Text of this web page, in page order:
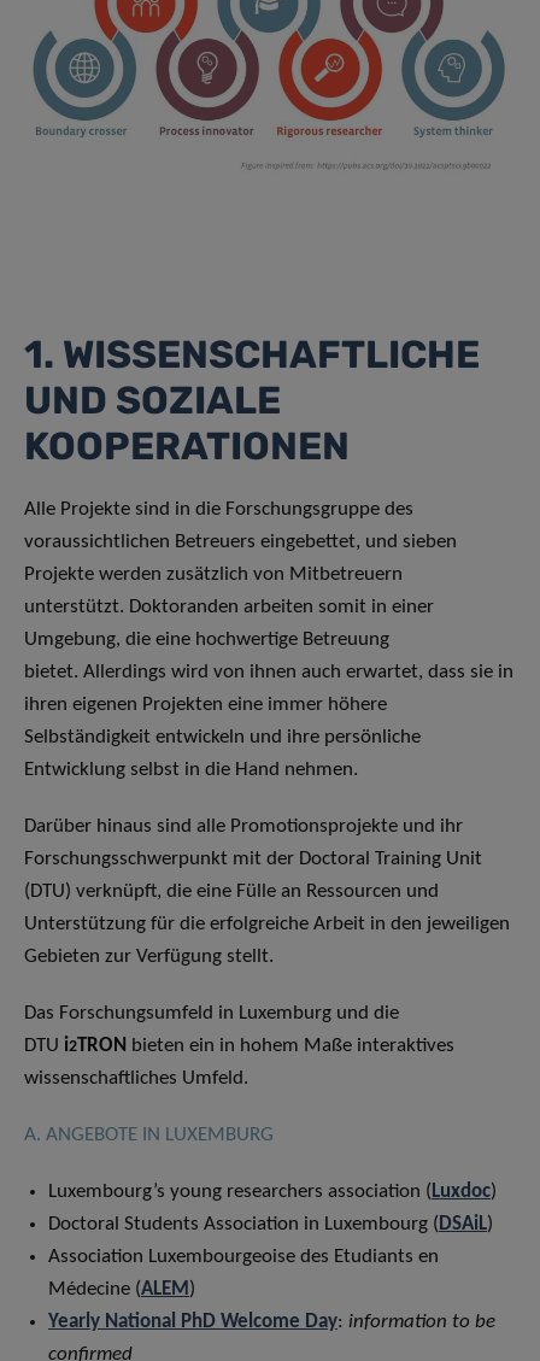
1. WISSENSCHAFTLICHE
UND SOZIALE
KOOPERATIONEN
Alle Projekte sind in die Forschungsgruppe des
voraussichtlichen Betreuers eingebettet, und sieben
Projekte werden zusätzlich von Mitbetreuern
unterstützt. Doktoranden arbeiten somit in einer
Umgebung, die eine hochwertige Betreuung
bietet. Allerdings wird von ihnen auch erwartet, dass sie in
ihren eigenen Projekten eine immer höhere
Selbständigkeit entwickeln und ihre persönliche
Entwicklung selbst in die Hand nehmen.
Darüber hinaus sind alle Promotionsprojekte und ihr
Forschungsschwerpunkt mit der Doctoral Training Unit
(DTU) verknüpft, die eine Fülle an Ressourcen und
Unterstützung für die erfolgreiche Arbeit in den jeweiligen
Gebieten zur Verfügung stellt.
Das Forschungsumfeld in Luxemburg und die
DTU i2TRON bieten ein in hohem Maße interaktives
wissenschaftliches Umfeld.
A. ANGEBOTE IN LUXEMBURG
Luxembourg’s young researchers association ( Luxdoc)
Doctoral Students Association in Luxembourg ( DSAiL)
Association Luxembourgeoise des Etudiants en
Médecine (ALEM )
Yearly National PhD Welcome Day: information to be
confirmed